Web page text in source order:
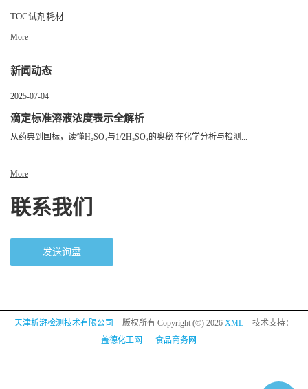
TOC试剂耗材
More
新闻动态
2025-07-04
滴定标准溶液浓度表示全解析
从药典到国标，读懂H₂SO₄与1/2H₂SO₄的奥秘 在化学分析与检测...
More
联系我们
发送询盘
天津析湃检测技术有限公司 版权所有 Copyright (©) 2026 XML
技术支持：
盖德化工网
食品商务网